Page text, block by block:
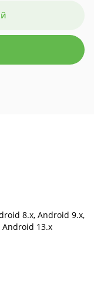
8.x, Android 9.x,
Android 13.x